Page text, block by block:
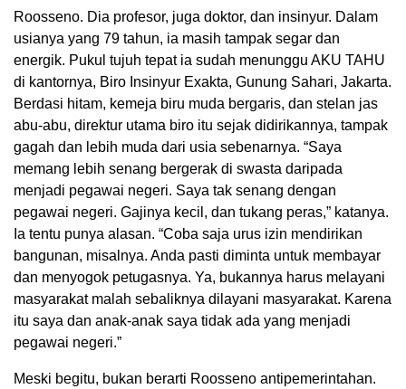
Roosseno. Dia profesor, juga doktor, dan insinyur. Dalam
usianya yang 79 tahun, ia masih tampak segar dan
energik. Pukul tujuh tepat ia sudah menunggu AKU TAHU
di kantornya, Biro Insinyur Exakta, Gunung Sahari, Jakarta.
Berdasi hitam, kemeja biru muda bergaris, dan stelan jas
abu-abu, direktur utama biro itu sejak didirikannya, tampak
gagah dan lebih muda dari usia sebenarnya. “Saya
memang lebih senang bergerak di swasta daripada
menjadi pegawai negeri. Saya tak senang dengan
pegawai negeri. Gajinya kecil, dan tukang peras,” katanya.
Ia tentu punya alasan. “Coba saja urus izin mendirikan
bangunan, misalnya. Anda pasti diminta untuk membayar
dan menyogok petugasnya. Ya, bukannya harus melayani
masyarakat malah sebaliknya dilayani masyarakat. Karena
itu saya dan anak-anak saya tidak ada yang menjadi
pegawai negeri.”
Meski begitu, bukan berarti Roosseno antipemerintahan.